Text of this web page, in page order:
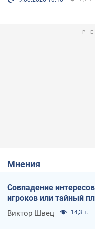
Мнения
Совпадение
игроков или тайный
Виктор Швец 14,3 т.